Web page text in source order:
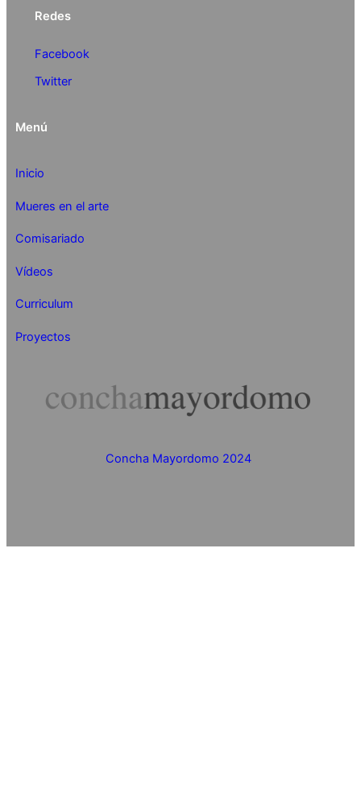
Redes
Facebook
Twitter
Menú
Inicio
Mueres en el arte
Comisariado
Vídeos
Curriculum
Proyectos
Concha Mayordomo 2024